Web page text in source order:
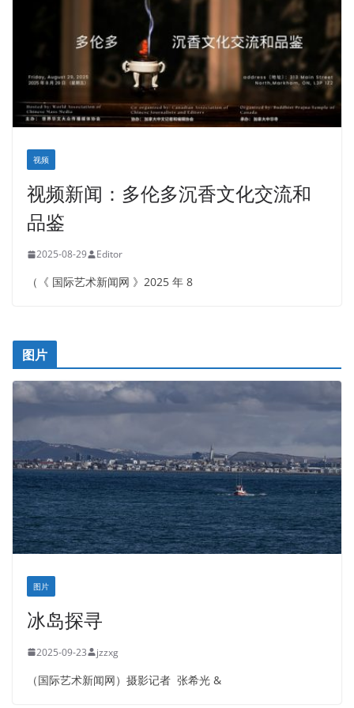
视频
视频新闻：多伦多沉香文化交流和
品鉴
2025-08-29 Editor
（《 国际艺术新闻网 》2025 年 8
图片
图片
冰岛探寻
2025-09-23 jzzxg
（国际艺术新闻网）摄影记者 张希光 &